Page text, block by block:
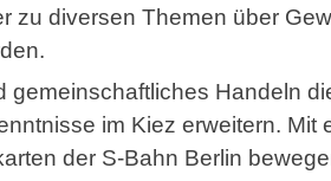
zu diversen Themen über
gemeinschaftliches Handeln
im Kiez erweitern. Mit
der S-Bahn Berlin